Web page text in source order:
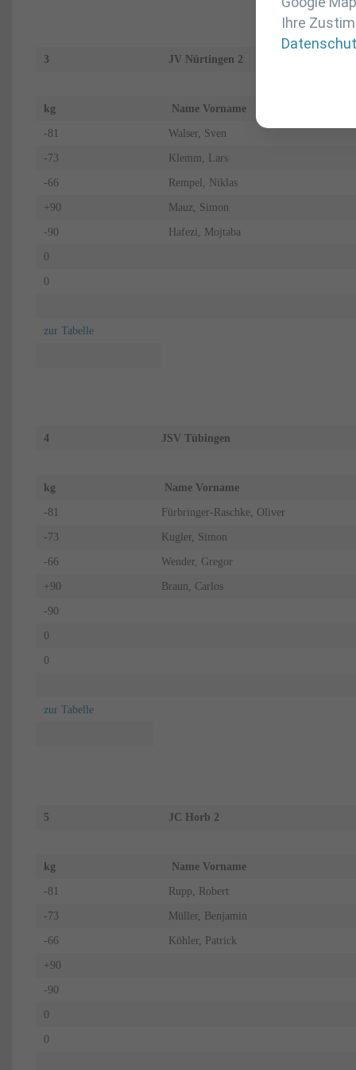
3 JV Nürtingen 2
kg Name Vorname
-81 Walser, Sven
-73 Klemm, Lars
-66 Rempel, Niklas
+90 Mauz, Simon
-90 Hafezi, Mojtaba
0
0
zur Tabelle
4 JSV Tübingen
kg Name Vorname
-81 Fürbringer-Raschke, Oliver
-73 Kugler, Simon
-66 Wender, Gregor
+90 Braun, Carlos
-90
0
0
zur Tabelle
5 JC Horb 2
kg Name Vorname
-81 Rupp, Robert
-73 Müller, Benjamin
-66 Köhler, Patrick
+90
-90
0
0
Ihre